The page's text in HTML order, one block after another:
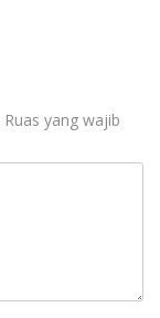
Ruas yang wajib